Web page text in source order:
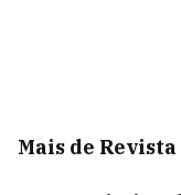
Mais de